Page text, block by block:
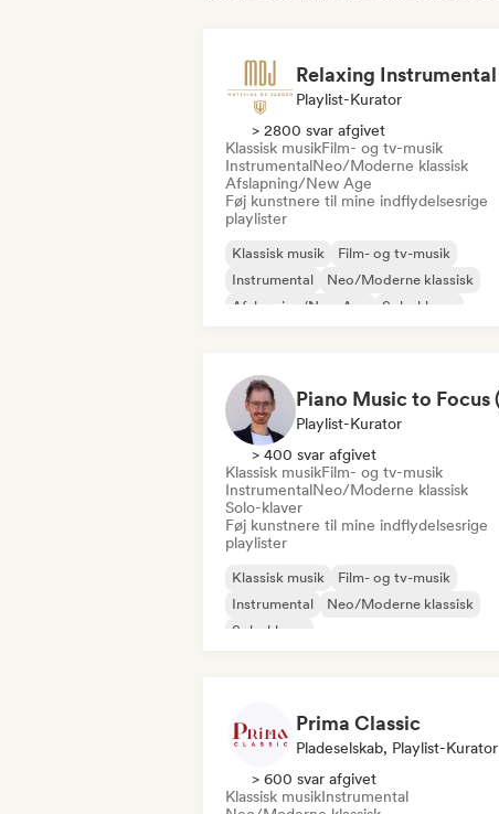
Playlist-Kurator
> 2800 svar afgivet
Klassisk musikFilm- og tv-musik
InstrumentalNeo/Moderne klassisk
Afslapning/New Age
Føj kunstnere til mine indflydelsesrige
playlister
Klassisk musik
Film- og tv-musik
Instrumental
Neo/Moderne klassisk
Afslapning/New Age
Solo-klaver
Playlist-Kurator
> 400 svar afgivet
Klassisk musikFilm- og tv-musik
InstrumentalNeo/Moderne klassisk
Solo-klaver
Føj kunstnere til mine indflydelsesrige
playlister
Klassisk musik
Film- og tv-musik
Instrumental
Neo/Moderne klassisk
Solo-klaver
Prima Classic
Pladeselskab, Playlist-Kurator
> 600 svar afgivet
Klassisk musikInstrumental